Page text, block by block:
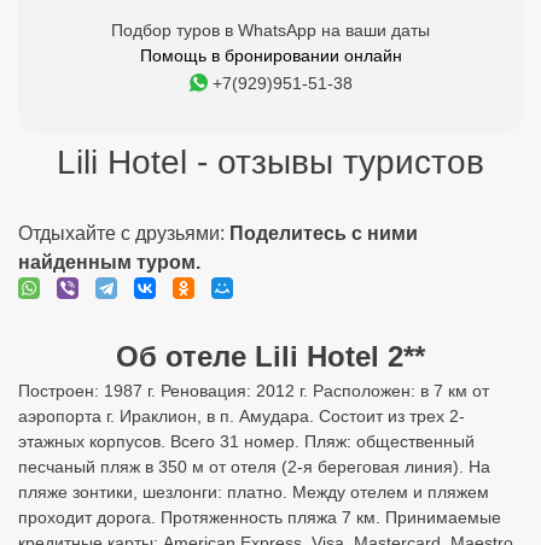
Подбор туров в WhatsApp на ваши даты
Помощь в бронировании онлайн
+7(929)951-51-38
Lili Hotel - отзывы туристов
Отдыхайте с друзьями: Поделитесь с ними
найденным туром.
Об отеле Lili Hotel 2**
Построен: 1987 г. Реновация: 2012 г. Расположен: в 7 км от
аэропорта г. Ираклион, в п. Амудара. Состоит из трех 2-
этажных корпусов. Всего 31 номер. Пляж: общественный
песчаный пляж в 350 м от отеля (2-я береговая линия). На
пляже зонтики, шезлонги: платно. Между отелем и пляжем
проходит дорога. Протяженность пляжа 7 км. Принимаемые